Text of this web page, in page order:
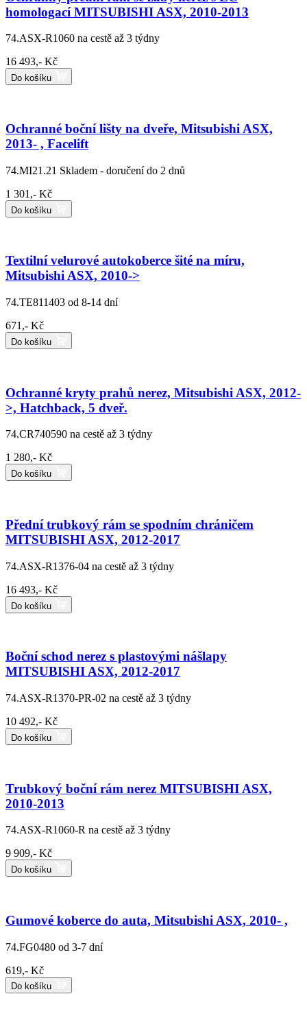
homologací MITSUBISHI ASX, 2010-2013
74.ASX-R1060 na cestě až 3 týdny
16 493,- Kč
Do košíku
Ochranné boční lišty na dveře, Mitsubishi ASX,
2013- , Facelift
74.MI21.21 Skladem - doručení do 2 dnů
1 301,- Kč
Do košíku
Textilní velurové autokoberce šité na míru,
Mitsubishi ASX, 2010->
74.TE811403 od 8-14 dní
671,- Kč
Do košíku
Ochranné kryty prahů nerez, Mitsubishi ASX, 2012-
>, Hatchback, 5 dveř.
74.CR740590 na cestě až 3 týdny
1 280,- Kč
Do košíku
Přední trubkový rám se spodním chráničem
MITSUBISHI ASX, 2012-2017
74.ASX-R1376-04 na cestě až 3 týdny
16 493,- Kč
Do košíku
Boční schod nerez s plastovými nášlapy
MITSUBISHI ASX, 2012-2017
74.ASX-R1370-PR-02 na cestě až 3 týdny
10 492,- Kč
Do košíku
Trubkový boční rám nerez MITSUBISHI ASX,
2010-2013
74.ASX-R1060-R na cestě až 3 týdny
9 909,- Kč
Do košíku
Gumové koberce do auta, Mitsubishi ASX, 2010- ,
74.FG0480 od 3-7 dní
619,- Kč
Do košíku